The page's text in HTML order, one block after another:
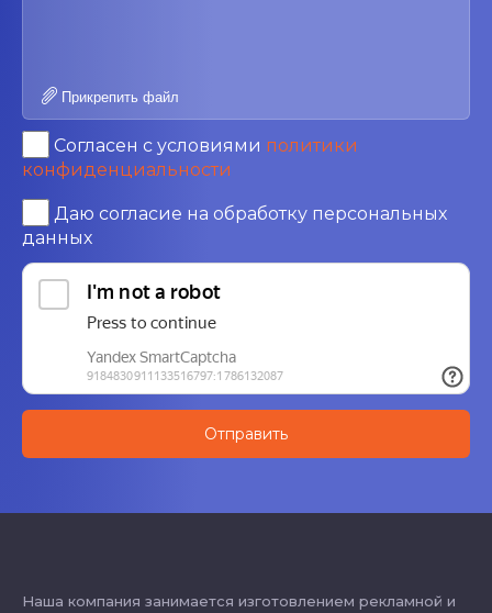
Прикрепить файл
Согласен с условиями политики
конфиденциальности
Даю согласие на обработку персональных
данных
Наша компания занимается изготовлением рекламной и